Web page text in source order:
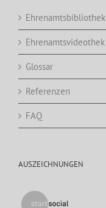
Ehrenamtsbibliothek
Ehrenamtsvideothek
Glossar
Referenzen
FAQ
AUSZEICHNUNGEN